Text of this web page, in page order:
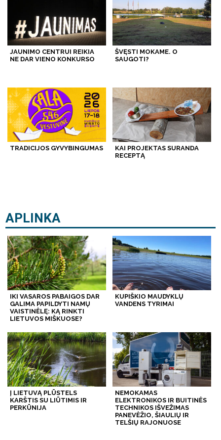
JAUNIMO CENTRUI REIKIA
NE DAR VIENO KONKURSO
ŠVĘSTI MOKAME. O
SAUGOTI?
TRADICIJOS GYVYBINGUMAS
KAI PROJEKTAS SURANDA
RECEPTĄ
APLINKA
IKI VASAROS PABAIGOS DAR
GALIMA PAPILDYTI NAMŲ
VAISTINĖLĘ: KĄ RINKTI
LIETUVOS MIŠKUOSE?
KUPIŠKIO MAUDYKLŲ
VANDENS TYRIMAI
Į LIETUVĄ PLŪSTELS
KARŠTIS SU LIŪTIMIS IR
PERKŪNIJA
NEMOKAMAS
ELEKTRONIKOS IR BUITINĖS
TECHNIKOS IŠVEŽIMAS
PANEVĖŽIO, ŠIAULIŲ IR
TELŠIŲ RAJONUOSE